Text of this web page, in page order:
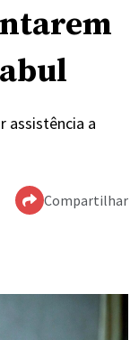
assistência a
Compartilhar